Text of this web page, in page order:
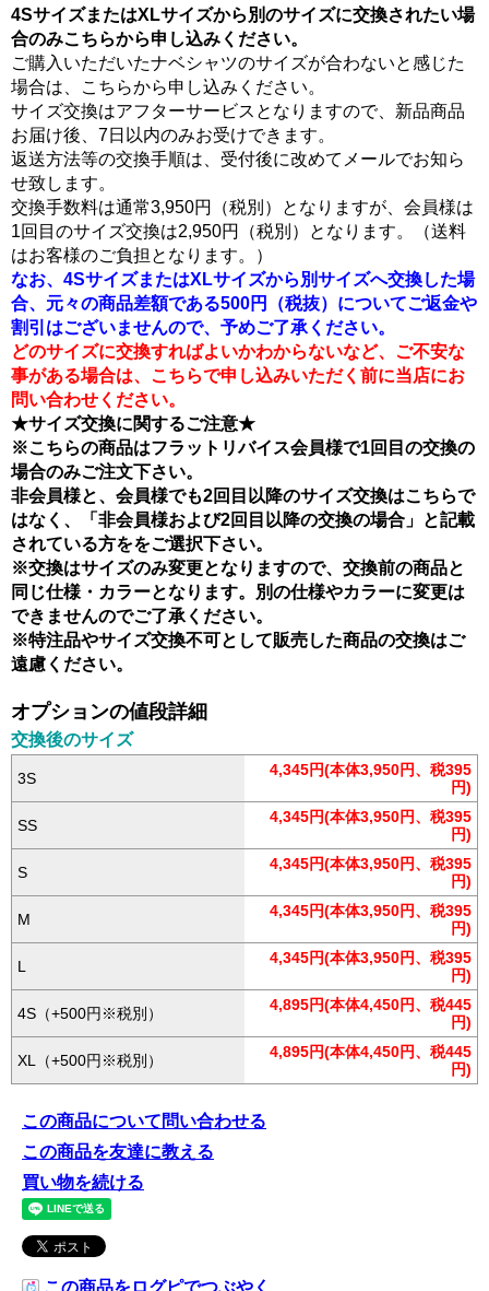
4SサイズまたはXLサイズから別のサイズに交換されたい場
合のみこちらから申し込みください。
ご購入いただいたナベシャツのサイズが合わないと感じた
場合は、こちらから申し込みください。
サイズ交換はアフターサービスとなりますので、新品商品
お届け後、7日以内のみお受けできます。
返送方法等の交換手順は、受付後に改めてメールでお知ら
せ致します。
交換手数料は通常3,950円（税別）となりますが、会員様は
1回目のサイズ交換は2,950円（税別）となります。（送料
はお客様のご負担となります。）
なお、4SサイズまたはXLサイズから別サイズへ交換した場
合、元々の商品差額である500円（税抜）についてご返金や
割引はございませんので、予めご了承ください。
どのサイズに交換すればよいかわからないなど、ご不安な
事がある場合は、こちらで申し込みいただく前に当店にお
問い合わせください。
★サイズ交換に関するご注意★
※こちらの商品はフラットリバイス会員様で1回目の交換の
場合のみご注文下さい。
非会員様と、会員様でも2回目以降のサイズ交換はこちらで
はなく、
「非会員様および2回目以降の交換の場合」 と記載
されている方ををご選択下さい。
※交換はサイズのみ変更となりますので、交換前の商品と
同じ仕様・カラーとなります。別の仕様やカラーに変更は
できませんのでご了承ください。
※特注品やサイズ交換不可として販売した商品の交換はご
遠慮ください。
オプションの値段詳細
交換後のサイズ
3S
4,345円(本体3,950円、税395
円)
SS
4,345円(本体3,950円、税395
円)
S
4,345円(本体3,950円、税395
円)
M
4,345円(本体3,950円、税395
円)
L
4,345円(本体3,950円、税395
円)
4S（+500円※税別）
4,895円(本体4,450円、税445
円)
XL（+500円※税別）
4,895円(本体4,450円、税445
円)
この商品について問い合わせる
この商品を友達に教える
買い物を続ける
この商品をログピでつぶやく